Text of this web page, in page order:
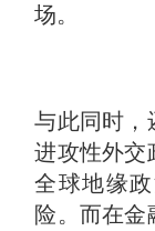
场。
与此同时，
进攻性外交
全球地缘
险。而在金